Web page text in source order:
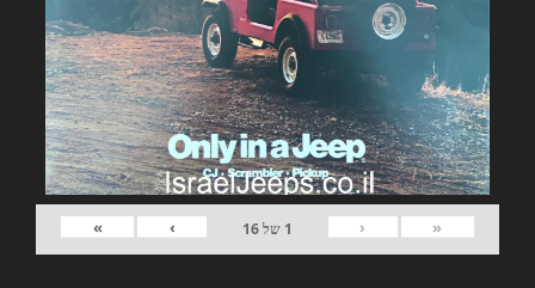
«
‹
1 של16
›
»